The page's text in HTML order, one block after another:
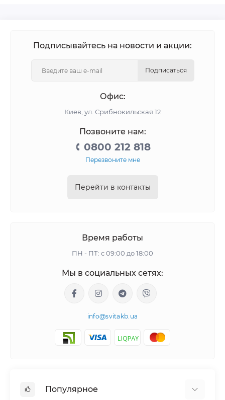
Подписывайтесь на новости и акции:
Подписаться
Офис:
Киев, ул. Срибнокильская 12
Позвоните нам:
0800 212 818
Перезвоните мне
Перейти в контакты
Время работы
ПН - ПТ: с 09:00 до 18:00
Мы в социальных сетях:
info@svitakb.ua
Популярное